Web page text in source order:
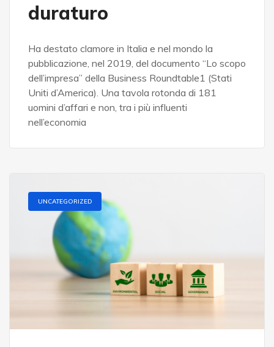
duraturo
Ha destato clamore in Italia e nel mondo la
pubblicazione, nel 2019, del documento “Lo scopo
dell’impresa” della Business Roundtable1 (Stati
Uniti d’America). Una tavola rotonda di 181
uomini d’affari e non, tra i più influenti
nell’economia
UNCATEGORIZED